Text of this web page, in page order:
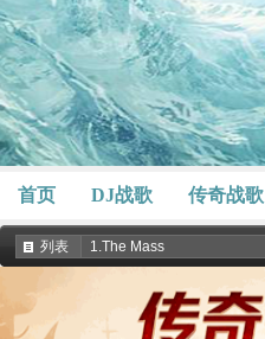
首页 DJ战歌 传奇战歌